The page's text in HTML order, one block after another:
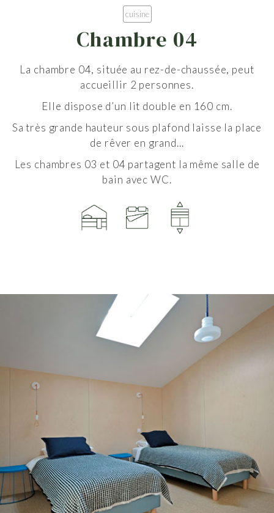
cuisine
Chambre 04
La chambre 04, située au rez-de-chaussée, peut
accueillir 2 personnes.
Elle dispose d’un lit double en 160 cm.
Sa très grande hauteur sous plafond laisse la place
de rêver en grand...
Les chambres 03 et 04 partagent la même salle de
bain avec WC.